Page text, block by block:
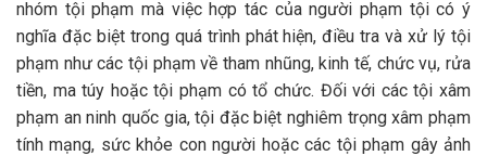
nhóm tội phạm mà việc hợp tác của người phạm tội có ý
nghĩa đặc biệt trong quá trình phát hiện, điều tra và xử lý tội
phạm như các tội phạm về tham nhũng, kinh tế, chức vụ, rửa
tiền, ma túy hoặc tội phạm có tổ chức. Đối với các tội xâm
phạm an ninh quốc gia, tội đặc biệt nghiêm trọng xâm phạm
tính mạng, sức khỏe con người hoặc các tội phạm gây ảnh